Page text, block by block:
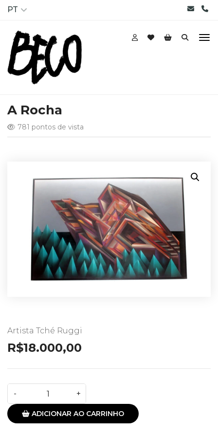
PT
A Rocha
781 pontos de vista
Artista Tché Ruggi
R$18.000,00
ADICIONAR AO CARRINHO